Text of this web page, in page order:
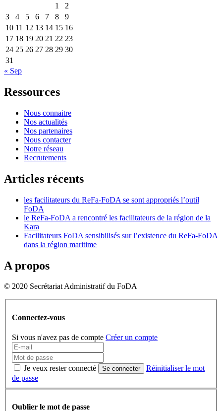
1
2
3
4 5 6 7 8
9
10 11 12 13 14 15 16
17 18 19 20 21 22 23
24 25 26 27 28 29 30
31
« Sep
Ressources
Nous connaitre
Nos actualités
Nos partenaires
Nous contacter
Notre réseau
Recrutements
Articles récents
les facilitateurs du ReFa-FoDA se sont appropriés l’outil
FoDA
le ReFa-FoDA a rencontré les facilitateurs de la région de la
Kara
Facilitateurs FoDA sensibilisés sur l’existence du ReFa-FoDA
dans la région maritime
A propos
© 2020 Secrétariat Administratif du FoDA
Connectez-vous
Si vous n'avez pas de compte Créer un compte
Je veux rester connecté Se connecter
Réinitialiser le mot
de passe
Oublier le mot de passe